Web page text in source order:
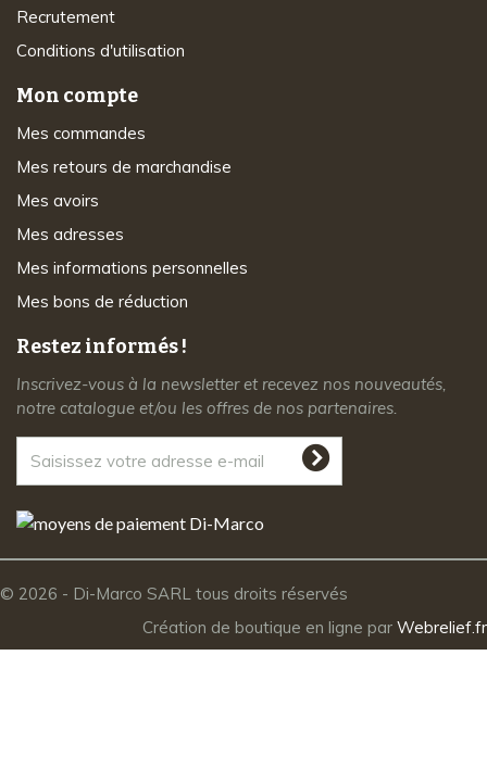
Recrutement
Conditions d'utilisation
Mon compte
Mes commandes
Mes retours de marchandise
Mes avoirs
Mes adresses
Mes informations personnelles
Mes bons de réduction
Restez informés !
Inscrivez-vous à la newsletter et recevez nos nouveautés,
notre catalogue et/ou les offres de nos partenaires.
© 2026 - Di-Marco SARL tous droits réservés
Création de boutique en ligne par Webrelief.fr